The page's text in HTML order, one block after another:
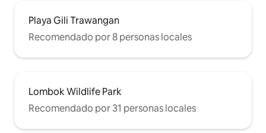
Playa Gili Trawangan
Recomendado por 8 personas locales
Lombok Wildlife Park
Recomendado por 31 personas locales